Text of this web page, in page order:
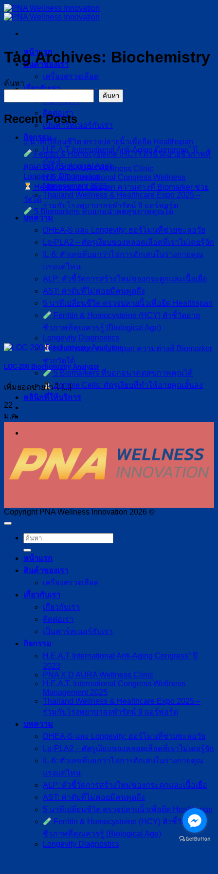
ข้าม
ไป
หน้าแรก
สินค้าของเรา
เครื่องตรวจเลือด
เกี่ยวกับเรา
เกี่ยวกับเรา
ติดต่อเรา
เป็นพาร์ทเนอร์กับเรา
กิจกรรม
H.E.A.T International Anti-Aging Congress” ปี
2023
PNA X D AURA Wellness Clinic
H.E.A.T. International Congress Wellness
Management 2025
Thailand Wellness & Healthcare Expo 2025 –
ร่วมกับโรงพยาบาลจุฬารัตน์ 9 แอร์พอร์ต
บทความ
DHEA-S และ Longevity: ฮอร์โมนที่ช่วยชะลอวัย
Lp-PLA2 – ศัตรูเงียบของหลอดเลือดที่เราไม่เคยรู้จัก
IL-6: ตัวเลขที่บอกว่าไฟการอักเสบในร่างกายคุณ
แรงแค่ไหน
ALP: ตัวชี้วัดการสร้างใหม่ของกระดูกและเนื้อเยื่อ
AST: ค่าตับที่ไม่ค่อยมีคนพูดถึง
5 นาทีเปลี่ยนชีวิต ตรวจปลายนิ้วเพื่อยืด Healthspan
Ferritin & Homocysteine (HCY) ตัวชี้วัดอายุ
ชีวภาพที่คุณควรรู้ (Biological Age)
Longevity Diagnostics
Healthspan vs Lifespan ความต่างที่ Biomarker
ช่วยวัดได้
5 Biomarkers ที่บอกอนาคตสุขภาพคุณได้
Zombie Cells: ศัตรูเงียบที่ทำให้อายุคุณสั้นลง
คลินิกที่ให้บริการ
Tag Archives: Biochemistry
ค้นหา
ค้นหา
Recent Posts
5 นาทีเปลี่ยนชีวิต ตรวจปลายนิ้วเพื่อยืด Healthspan
Ferritin & Homocysteine (HCY) ตัวชี้วัดอายุชีวภาพที่
คุณควรรู้ (Biological Age)
Longevity Diagnostics
Healthspan vs Lifespan ความต่างที่ Biomarker ช่วย
วัดได้
5 Biomarkers ที่บอกอนาคตสุขภาพคุณได้
LOC-200 Biochemistry Analyzer
เพิ่มยอดขายไว ไ [...]
22
ม.ค.
Copyright PNA Wellness Innovation 2026 ©
หน้าแรก
สินค้าของเรา
เครื่องตรวจเลือด
เกี่ยวกับเรา
เกี่ยวกับเรา
ติดต่อเรา
เป็นพาร์ทเนอร์กับเรา
กิจกรรม
H.E.A.T International Anti-Aging Congress” ปี
2023
PNA X D AURA Wellness Clinic
H.E.A.T. International Congress Wellness
Management 2025
Thailand Wellness & Healthcare Expo 2025 –
ร่วมกับโรงพยาบาลจุฬารัตน์ 9 แอร์พอร์ต
บทความ
DHEA-S และ Longevity: ฮอร์โมนที่ช่วยชะลอวัย
Lp-PLA2 – ศัตรูเงียบของหลอดเลือดที่เราไม่เคยรู้จัก
IL-6: ตัวเลขที่บอกว่าไฟการอักเสบในร่างกายคุณ
แรงแค่ไหน
ALP: ตัวชี้วัดการสร้างใหม่ของกระดูกและเนื้อเยื่อ
AST: ค่าตับที่ไม่ค่อยมีคนพูดถึง
5 นาทีเปลี่ยนชีวิต ตรวจปลายนิ้วเพื่อยืด Healthspan
Ferritin & Homocysteine (HCY) ตัวชี้วัดอายุ
ชีวภาพที่คุณควรรู้ (Biological Age)
Longevity Diagnostics